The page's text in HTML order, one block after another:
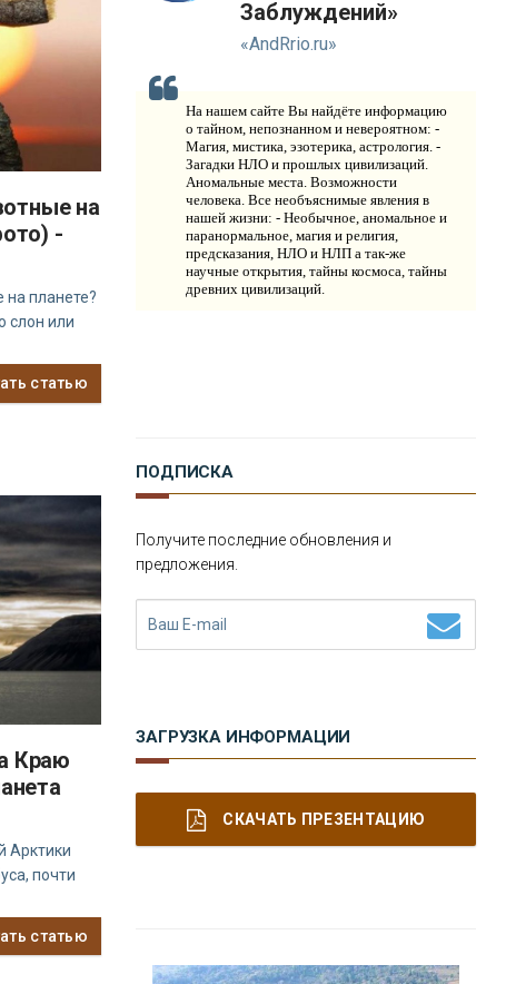
на
-
на планете?
слон или
статью
Краю
Арктики
почти
статью
Заблуждений»
«AndRrio.ru»
На нашем сайте Вы найдёте информацию
о тайном, непознанном и невероятном: -
Магия, мистика, эзотерика, астрология. -
Загадки НЛО и прошлых цивилизаций.
Аномальные места. Возможности
человека. Все необъяснимые явления в
нашей жизни: - Необычное, аномальное и
паранормальное, магия и религия,
предсказания, НЛО и НЛП а так-же
научные открытия, тайны космоса, тайны
древних цивилизаций.
ПОДПИСКА
Получите последние обновления и
предложения.
ЗАГРУЗКА ИНФОРМАЦИИ
СКАЧАТЬ ПРЕЗЕНТАЦИЮ